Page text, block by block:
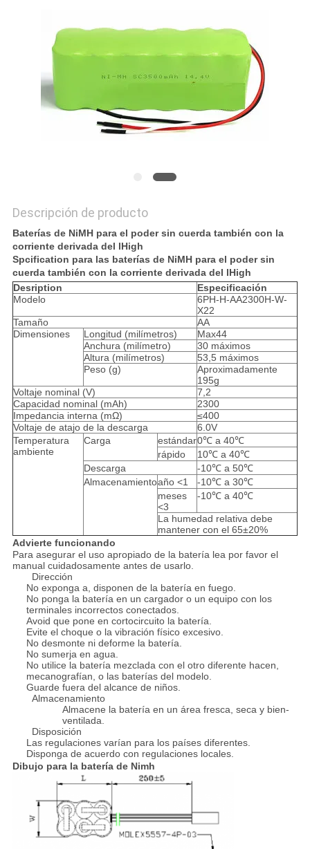
MAPA
Descripción de producto
Baterías de NiMH para el poder sin cuerda también con la
corriente derivada del lHigh
Spcification para las baterías de NiMH para el poder sin
cuerda también con la corriente derivada del lHigh
Desription
Especificación
Modelo
6PH-H-AA2300H-W-
X22
Tamaño
AA
Dimensiones
Longitud (milímetros)
Max44
Anchura (milímetro)
30 máximos
Altura (milímetros)
53,5 máximos
Peso (g)
Aproximadamente
195g
Voltaje nominal (V)
7,2
Capacidad nominal (mAh)
2300
Impedancia interna (mΩ)
≤400
Voltaje de atajo de la descarga
6.0V
Temperatura
ambiente
Carga estándar0℃ a 40℃
rápido
10℃ a 40℃
Descarga
-10℃ a 50℃
Almacenamientoaño <1
-10℃ a 30℃
meses
<3
-10℃ a 40℃
La humedad relativa debe
mantener con el 65±20%
Advierte funcionando
Para asegurar el uso apropiado de la batería lea por favor el
manual cuidadosamente antes de usarlo.
Dirección
No exponga a, disponen de la batería en fuego.
No ponga la batería en un cargador o un equipo con los
terminales incorrectos conectados.
Avoid que pone en cortocircuito la batería.
Evite el choque o la vibración físico excesivo.
No desmonte ni deforme la batería.
No sumerja en agua.
No utilice la batería mezclada con el otro diferente hacen,
mecanografían, o las baterías del modelo.
Guarde fuera del alcance de niños.
Almacenamiento
Almacene la batería en un área fresca, seca y bien-
ventilada.
Disposición
Las regulaciones varían para los países diferentes.
Disponga de acuerdo con regulaciones locales.
Dibujo para la batería de Nimh